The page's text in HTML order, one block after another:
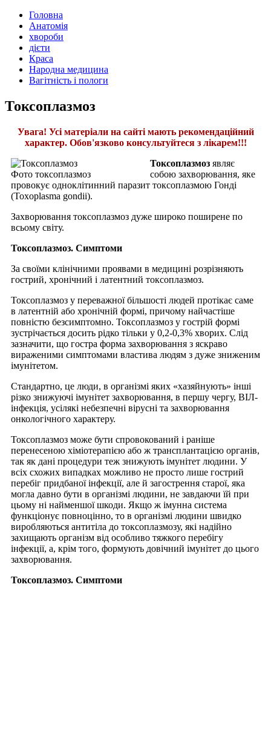
Головна
Анатомія
хвороби
дієти
Краса
Народна медицина
Вагітність і пологи
Токсоплазмоз
Увага! Усі матеріали на сайті мають рекомендаційний
характер. Обов'язково консультуйтеся з лікарем!!!
Фото токсоплазмоз
Токсоплазмоз являє
собою захворювання, яке
провокує одноклітинний паразит токсоплазмою Гонді
(Toxoplasma gondii).
Захворювання токсоплазмоз дуже широко поширене по
всьому світу.
Токсоплазмоз. Симптоми
За своїми клінічними проявами в медицині розрізняють
гострий, хронічний і латентний токсоплазмоз.
Токсоплазмоз у переважної більшості людей протікає саме
в латентній або хронічній формі, причому найчастіше
повністю безсимптомно. Токсоплазмоз у гострій формі
зустрічається досить рідко тільки у 0,2-0,3% хворих. Слід
зазначити, що гостра форма захворювання з яскраво
вираженими симптомами властива людям з дуже зниженим
імунітетом.
Стандартно, це люди, в організмі яких «хазяйнують» інші
різко знижуючі імунітет захворювання, в першу чергу, ВІЛ-
інфекція, усілякі небезпечні вірусні та захворювання
онкологічного характеру.
Токсоплазмоз може бути спровокований і раніше
перенесеною хіміотерапією або ж трансплантацією органів,
так як дані процедури теж знижують імунітет людини. У
всіх схожих випадках можливо не просто лише гострий
перебіг придбаної інфекції, але й загострення старої, яка
могла давно бути в організмі людини, не завдаючи їй при
цьому ні найменшої шкоди. Якщо ж імунна система
функціонує повноцінно, то в організмі людини швидко
виробляються антитіла до токсоплазмозу, які надійно
захищають організм від особливо тяжкого перебігу
інфекції, а, крім того, формують довічний імунітет до цього
захворювання.
Токсоплазмоз. Симптоми